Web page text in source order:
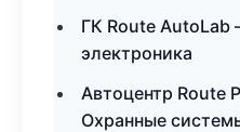
ГК Route AutoLab
электроника
Автоцентр Route
Охранные